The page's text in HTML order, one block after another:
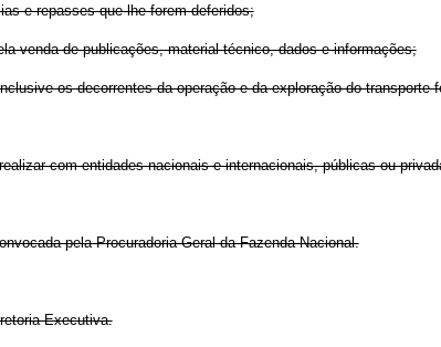
e repasses que lhe forem deferidos;
venda de publicações, material técnico, dados e informações;
os decorrentes da operação e da exploração do transporte
com entidades nacionais e internacionais, públicas ou
pela Procuradoria-Geral da Fazenda Nacional.
Executiva.